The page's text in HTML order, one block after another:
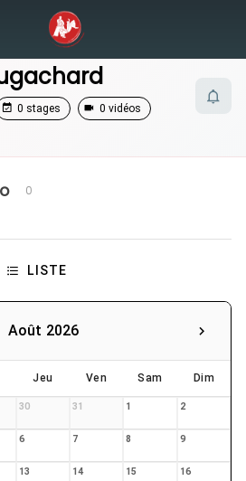
Dominique Dugachard
0 stages 0 vidéos
0
LISTE
Août 2026
Jeu Ven Sam Dim
30 31 1 2
6 7 8 9
13 14 15 16